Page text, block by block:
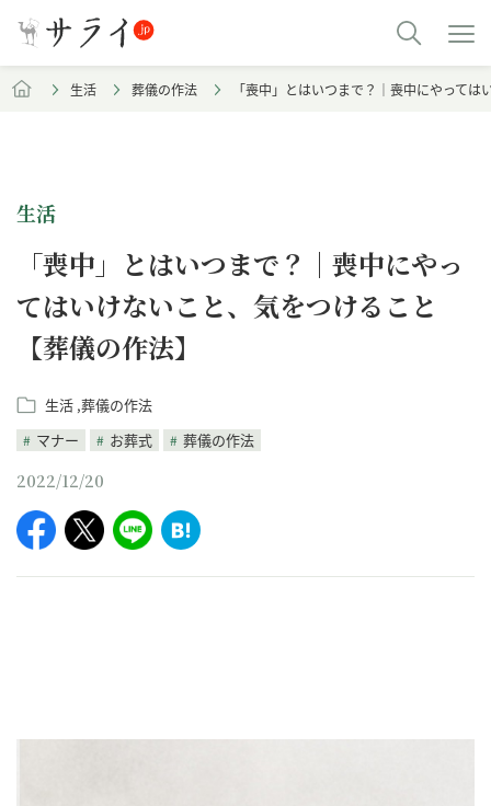
生活 葬儀の作法 「喪中」とはいつまで？｜喪中にやって
生活
「喪中」とはいつまで？｜喪中にやっ
てはいけないこと、気をつけること
【葬儀の作法】
生活 葬儀の作法
マナー
お葬式 葬儀の作法
2022/12/20